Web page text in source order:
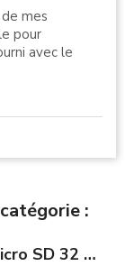
mes
pour
avec le
:
Carte Micro SD 32 Go